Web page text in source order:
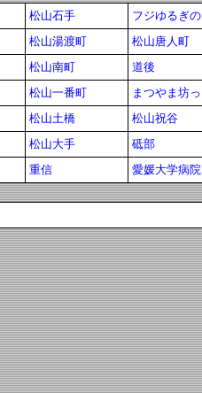
松山石手
フジゆるぎの
松山湯渡町
松山唐人町
松山南町
道後
松山一番町
まつやま坊
松山土橋
松山祝谷
松山大手
砥部
重信 愛媛大学病